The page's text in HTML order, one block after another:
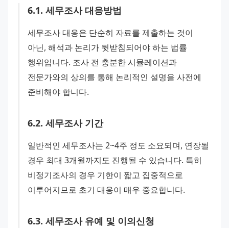
6.1. 세무조사 대응방법
세무조사 대응은 단순히 자료를 제출하는 것이
아닌, 해석과 논리가 뒷받침되어야 하는 법률
행위입니다. 조사 전 충분한 시뮬레이션과
전문가와의 상의를 통해 논리적인 설명을 사전에
준비해야 합니다.
6.2. 세무조사 기간
일반적인 세무조사는 2~4주 정도 소요되며, 연장될
경우 최대 3개월까지도 진행될 수 있습니다. 특히
비정기조사의 경우 기한이 짧고 집중적으로
이루어지므로 초기 대응이 매우 중요합니다.
6.3. 세무조사 유예 및 이의신청